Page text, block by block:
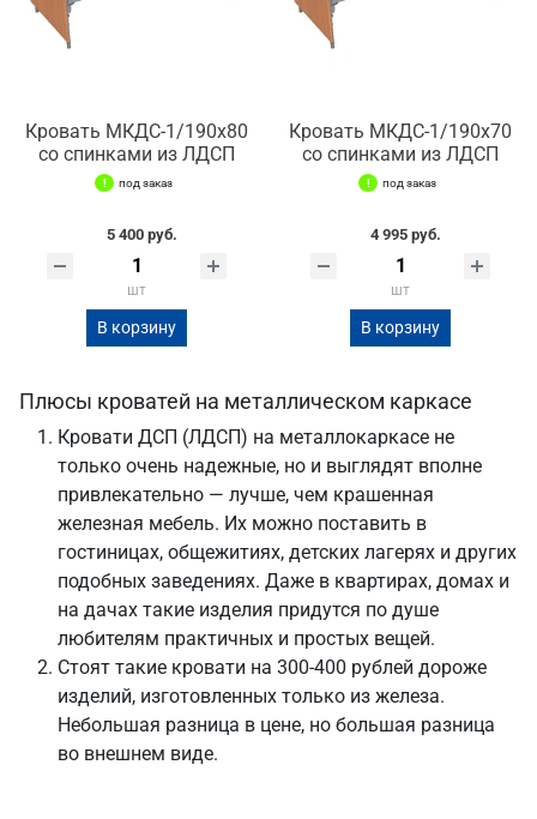
Кровать МКДС-1/190х80
со спинками из ЛДСП
под заказ
5 400 руб.
шт
В корзину
Кровать МКДС-1/190х70
со спинками из ЛДСП
под заказ
4 995 руб.
шт
В корзину
Плюсы кроватей на металлическом каркасе
Кровати ДСП (ЛДСП) на металлокаркасе не
только очень надежные, но и выглядят вполне
привлекательно — лучше, чем крашенная
железная мебель. Их можно поставить в
гостиницах, общежитиях, детских лагерях и других
подобных заведениях. Даже в квартирах, домах и
на дачах такие изделия придутся по душе
любителям практичных и простых вещей.
Стоят такие кровати на 300-400 рублей дороже
изделий, изготовленных только из железа.
Небольшая разница в цене, но большая разница
во внешнем виде.